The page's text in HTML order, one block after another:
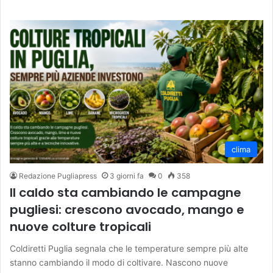
clima
Redazione Pugliapress 3 giorni fa 0 358
Il caldo sta cambiando le campagne
pugliesi: crescono avocado, mango e
nuove colture tropicali
Coldiretti Puglia segnala che le temperature sempre più alte
stanno cambiando il modo di coltivare. Nascono nuove